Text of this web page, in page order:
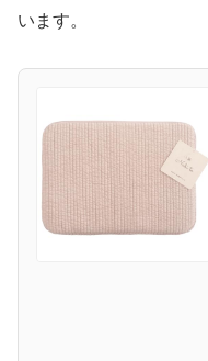
います。